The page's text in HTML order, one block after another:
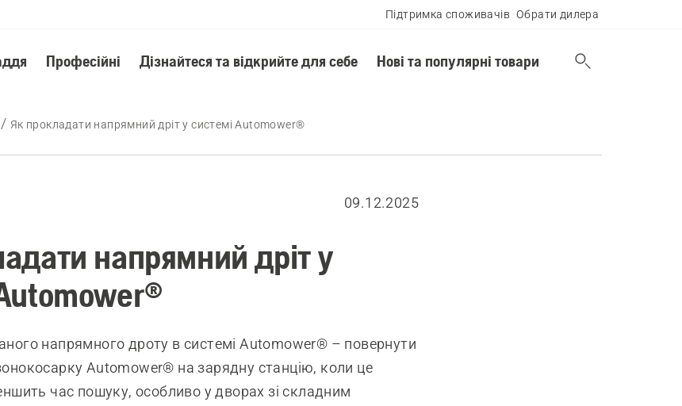
Підтримка споживачів Обрати дилера
Професійні Дізнайтеся та відкрийте для себе Нові та популярні товари
Як прокладати напрямний дріт у системі Automower®
09.12.2025
напрямний дріт у
напрямного дроту в системі Automower® – повернути
Automower® на зарядну станцію, коли це
час пошуку, особливо у дворах зі складним